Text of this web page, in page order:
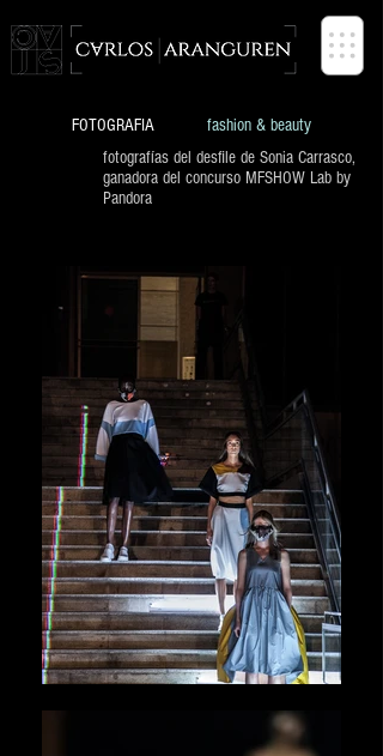
FOTOGRAFO -- PHOTOGRAPHER
fotografías del desfile de Sonia Carrasco,
ganadora del concurso MFSHOW Lab by
Pandora
FOTOGRAFIA fashion & beauty